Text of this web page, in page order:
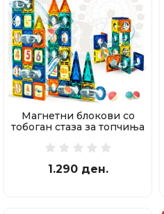
Магнетни блокови со
тобоган стаза за топчиња
1.290 ден.